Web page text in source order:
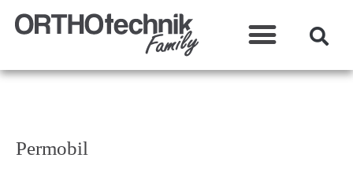
Permobil